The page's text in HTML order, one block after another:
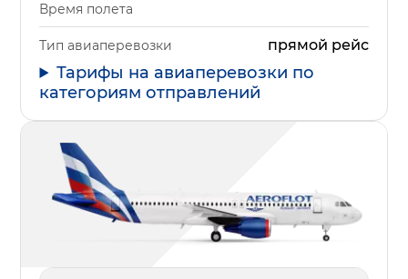
Время полета
Тип авиаперевозки прямой рейс
Тарифы на авиаперевозки по
категориям отправлений